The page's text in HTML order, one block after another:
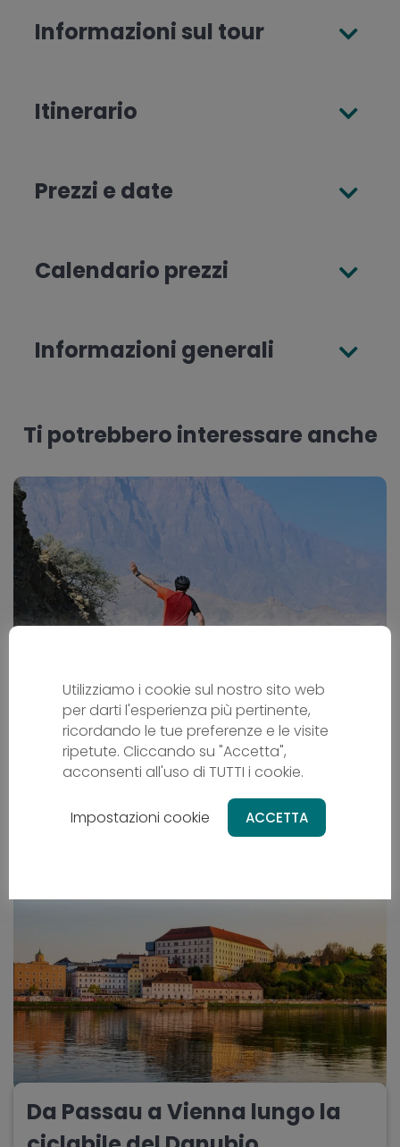
Informazioni sul tour
Itinerario
Prezzi e date
Calendario prezzi
Informazioni generali
Ti potrebbero interessare anche
L´Oman in bicicletta
Cicloturismo
OM - Oman
Da Passau a Vienna lungo la
Utilizziamo i cookie sul nostro sito web
per darti l'esperienza più pertinente,
ricordando le tue preferenze e le visite
ripetute. Cliccando su "Accetta",
acconsenti all'uso di TUTTI i cookie.
Impostazioni cookie ACCETTA